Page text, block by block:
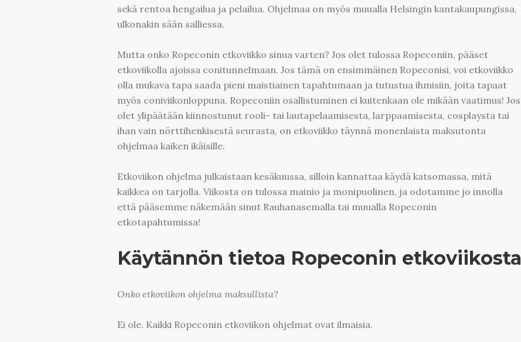
sekä rentoa hengailua ja pelailua. Ohjelmaa on myös muualla Helsingin kantakaupungissa,
ulkonakin sään salliessa.
Mutta onko Ropeconin etkoviikko sinua varten? Jos olet tulossa Ropeconiin, pääset
etkoviikolla ajoissa conitunnelmaan. Jos tämä on ensimmäinen Ropeconisi, voi etkoviikko
olla mukava tapa saada pieni maistiainen tapahtumaan ja tutustua ihmisiin, joita tapaat
myös coniviikonloppuna. Ropeconiin osallistuminen ei kuitenkaan ole mikään vaatimus! Jos
olet ylipäätään kiinnostunut rooli- tai lautapelaamisesta, larppaamisesta, cosplaysta tai
ihan vain nörttihenkisestä seurasta, on etkoviikko täynnä monenlaista maksutonta
ohjelmaa kaiken ikäisille.
Etkoviikon ohjelma julkaistaan kesäkuussa, silloin kannattaa käydä katsomassa, mitä
kaikkea on tarjolla. Viikosta on tulossa mainio ja monipuolinen, ja odotamme jo innolla
että pääsemme näkemään sinut Rauhanasemalla tai muualla Ropeconin
etkotapahtumissa!
Käytännön tietoa Ropeconin etkoviikosta
Onko etkoviikon ohjelma maksullista?
Ei ole. Kaikki Ropeconin etkoviikon ohjelmat ovat ilmaisia.